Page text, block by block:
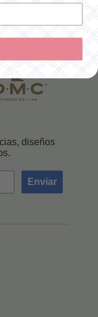
diseños
Enviar